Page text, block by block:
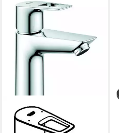
GROHE
Waschtischarmatur BauLoop
Einhand-Waschtischbatterie